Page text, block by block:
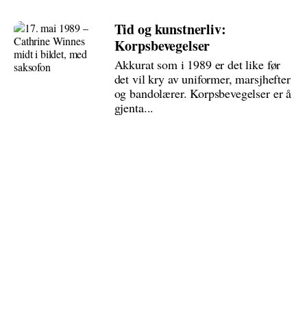
Tid og kunstnerliv:
Korpsbevegelser
Akkurat som i 1989 er det like før
det vil kry av uniformer, marsjhefter
og bandolærer. Korpsbevegelser er å
gjenta...